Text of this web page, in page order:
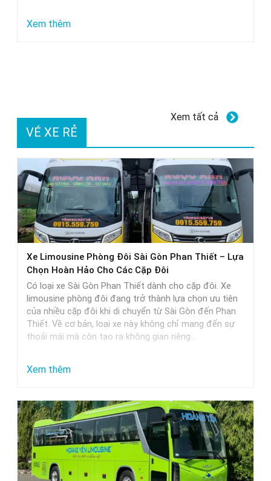
Xem thêm:
xe
tô
GETF1:
quả
thực
tế
VÉ XE RẺ
Xem tất cả
Xe Limousine Phòng Đôi Sài Gòn Phan Thiết – Lựa
Chọn Hoàn Hảo Cho Các Cặp Đôi
Có loại xe Sài Gòn Phan Thiết dành cho cặp đôi. Xe
limousine phòng đôi đang trở thành lựa chọn ưu tiên
của nhiều cặp đôi khi di chuyển từ Sài Gòn đến Phan
Thiết. Về cơ bản, loại xe này không chỉ mang đến sự
thoải mái mà còn tạo ra không gian riêng…
Xem thêm:
Limousine
Phòng
Đôi
Sài
Gòn